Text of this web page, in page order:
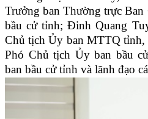
Trưởng ban Thường trực
bầu cử tỉnh; Đinh Quang
Chủ tịch Ủy ban MTTQ tỉnh,
Phó Chủ tịch Ủy ban bầu
ban bầu cử tỉnh và lãnh đạo